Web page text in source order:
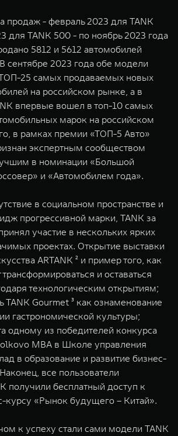
продаж - февраль 2023 для TANK
для TANK 500 - по ноябрь 2023 года
5812 и 5612 автомобилей
сентябре 2023 года обе модели
25 самых продаваемых новых
на российском рынке, а в
впервые вошел в топ-10 самых
марок на российском
в рамках премии «ТОП-5 Авто»
экспертным сообществом
в номинации «Большой
и «Автомобилем года».
в социальном пространстве и
прогрессивной марки, TANK за
участие в нескольких ярких
проектах. Открытие выставки
ARTANK ² и пример того, как
и оставаться
технологическим открытиям;
TANK Gourmet ³ как ознаменование
гастрономической культуры;
одному из победителей конкурса
MBA в Школе управления
в образование и развитие бизнес-
все пользователи
получили бесплатный доступ к
курсу «Рынок будущего – Китай».
к успеху стали сами модели TANK